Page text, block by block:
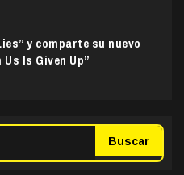
y comparte su nuevo
Is Given Up”
Buscar